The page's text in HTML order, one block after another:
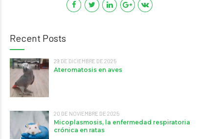
Recent Posts
29 DE DICIEMBRE DE 2025
Ateromatosis en aves
20 DE NOVIEMBRE DE 2025
Micoplasmosis, la enfermedad respiratoria
crónica en ratas